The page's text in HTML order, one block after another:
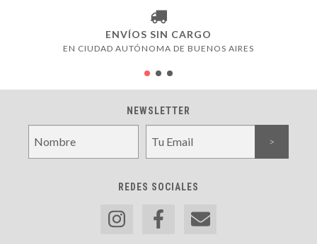
ENVÍOS SIN CARGO
EN CIUDAD AUTÓNOMA DE BUENOS AIRES
NEWSLETTER
REDES SOCIALES